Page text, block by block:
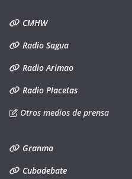
CMHW
Radio Sagua
Radio Arimao
Radio Placetas
Otros medios de prensa
Granma
Cubadebate